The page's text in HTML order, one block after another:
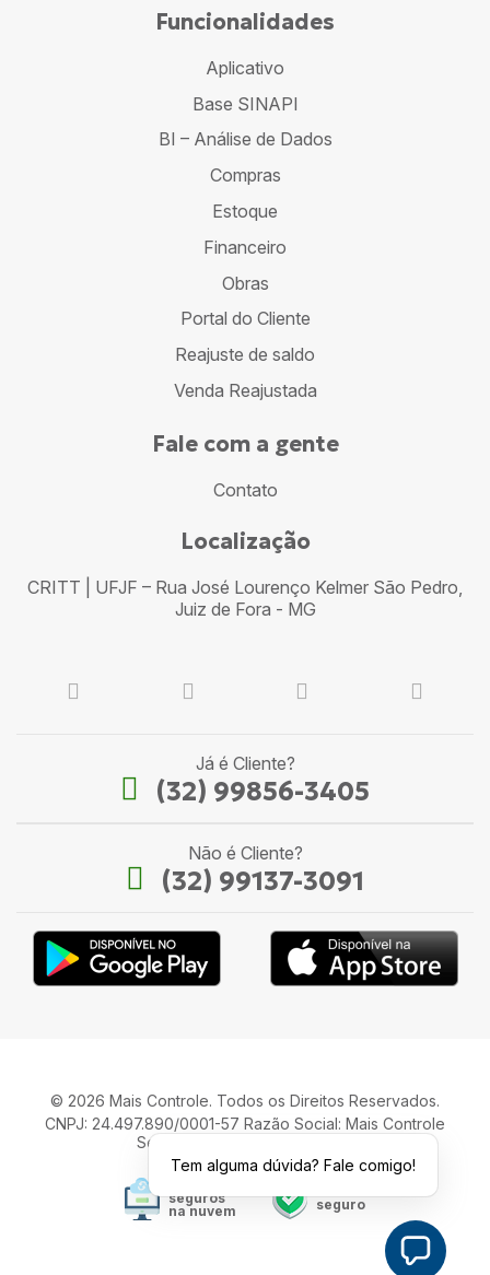
Funcionalidades
Aplicativo
Base SINAPI
BI – Análise de Dados
Compras
Estoque
Financeiro
Obras
Portal do Cliente
Reajuste de saldo
Venda Reajustada
Fale com a gente
Contato
Localização
CRITT | UFJF – Rua José Lourenço Kelmer São Pedro,
Juiz de Fora - MG
Já é Cliente?
(32) 99856-3405
Não é Cliente?
(32) 99137-3091
© 2026 Mais Controle. Todos os Direitos Reservados.
CNPJ: 24.497.890/0001-57 Razão Social: Mais Controle
Serviços de Informática LTDA.
seguros
na nuvem
seguro
Tem alguma dúvida? Fale comigo!